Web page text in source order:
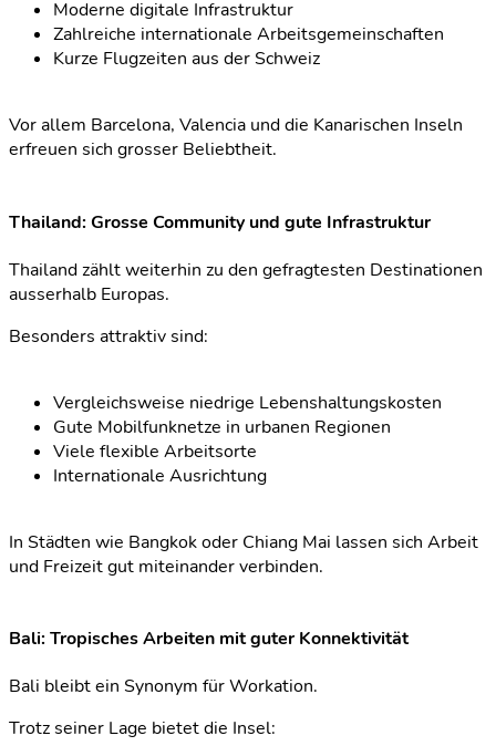
Moderne digitale Infrastruktur
Zahlreiche internationale Arbeitsgemeinschaften
Kurze Flugzeiten aus der Schweiz
Vor allem Barcelona, Valencia und die Kanarischen Inseln
erfreuen sich grosser Beliebtheit.
Thailand: Grosse Community und gute Infrastruktur
Thailand zählt weiterhin zu den gefragtesten Destinationen
ausserhalb Europas.
Besonders attraktiv sind:
Vergleichsweise niedrige Lebenshaltungskosten
Gute Mobilfunknetze in urbanen Regionen
Viele flexible Arbeitsorte
Internationale Ausrichtung
In Städten wie Bangkok oder Chiang Mai lassen sich Arbeit
und Freizeit gut miteinander verbinden.
Bali: Tropisches Arbeiten mit guter Konnektivität
Bali bleibt ein Synonym für Workation.
Trotz seiner Lage bietet die Insel: